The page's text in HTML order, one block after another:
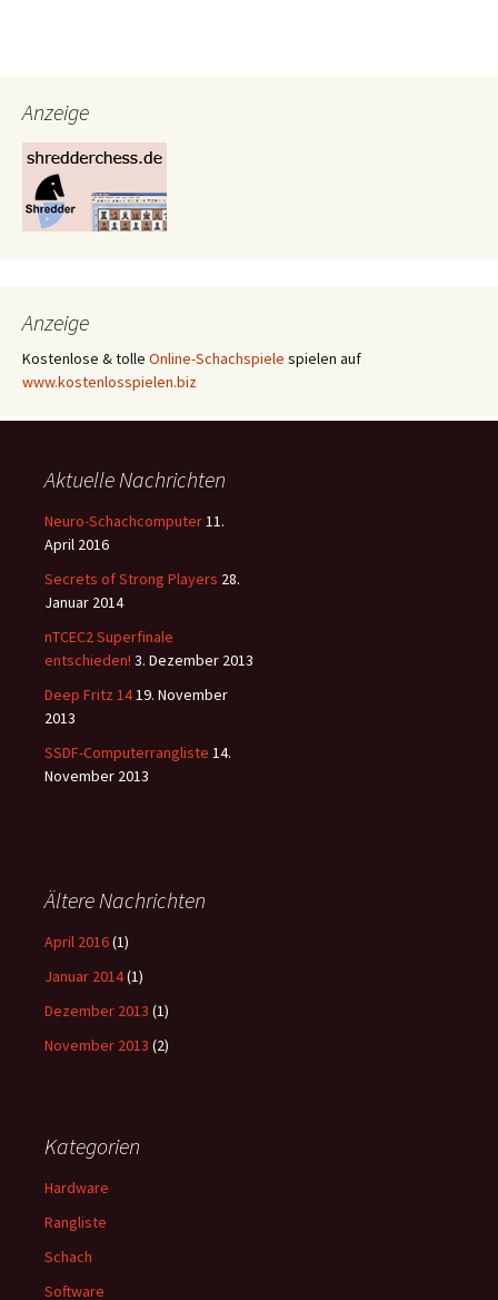
Anzeige
Anzeige
Kostenlose & tolle Online-Schachspiele spielen auf
www.kostenlosspielen.biz
Aktuelle Nachrichten
Neuro-Schachcomputer11.
April 2016
Secrets of Strong Players 28.
Januar 2014
nTCEC2 Superfinale
entschieden! 3. Dezember 2013
Deep Fritz 1419. November
2013
SSDF-Computerrangliste 14.
November 2013
Ältere Nachrichten
April 2016(1)
Januar 2014(1)
Dezember 2013 (1)
November 2013 (2)
Kategorien
Hardware
Rangliste
Schach
Software